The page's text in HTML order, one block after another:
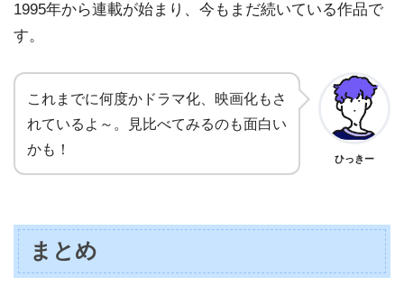
1995年から連載が始まり、今もまだ続いている作品で
す。
これまでに何度かドラマ化、映画化もさ
れているよ～。見比べてみるのも面白い
かも！
ひっきー
まとめ